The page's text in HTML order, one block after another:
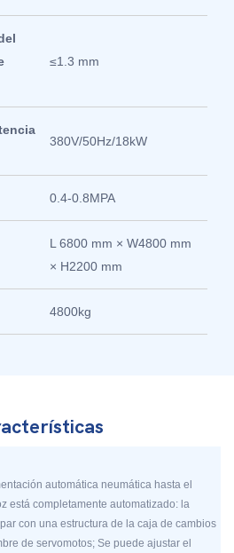
≤1.3 mm
380V/50Hz/18kW
0.4-0.8MPA
L 6800 mm × W4800 mm
× H2200 mm
4800kg
automática neumática hasta el
está completamente automatizado: la
con una estructura de la caja de cambios
de servomotos; Se puede ajustar el